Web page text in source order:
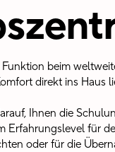
beim
direkt ins Haus
Ihnen die
Erfahrungslevel für
oder für die